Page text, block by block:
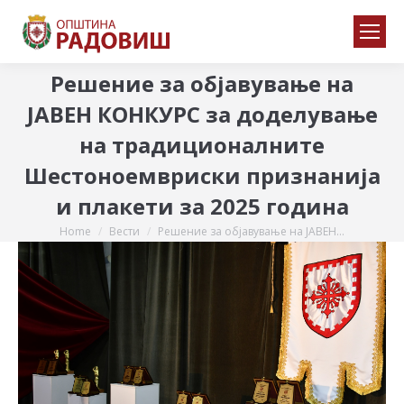
Решение за објавување на
JАВЕН КОНКУРС за доделување
на традиционалните
Шестоноемвриски признанија
и плакети за 2025 година
You are here:
Home Вести Решение за објавување на JАВЕН…